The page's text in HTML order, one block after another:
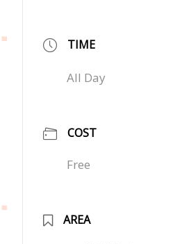
TIME
All Day
COST
Free
AREA